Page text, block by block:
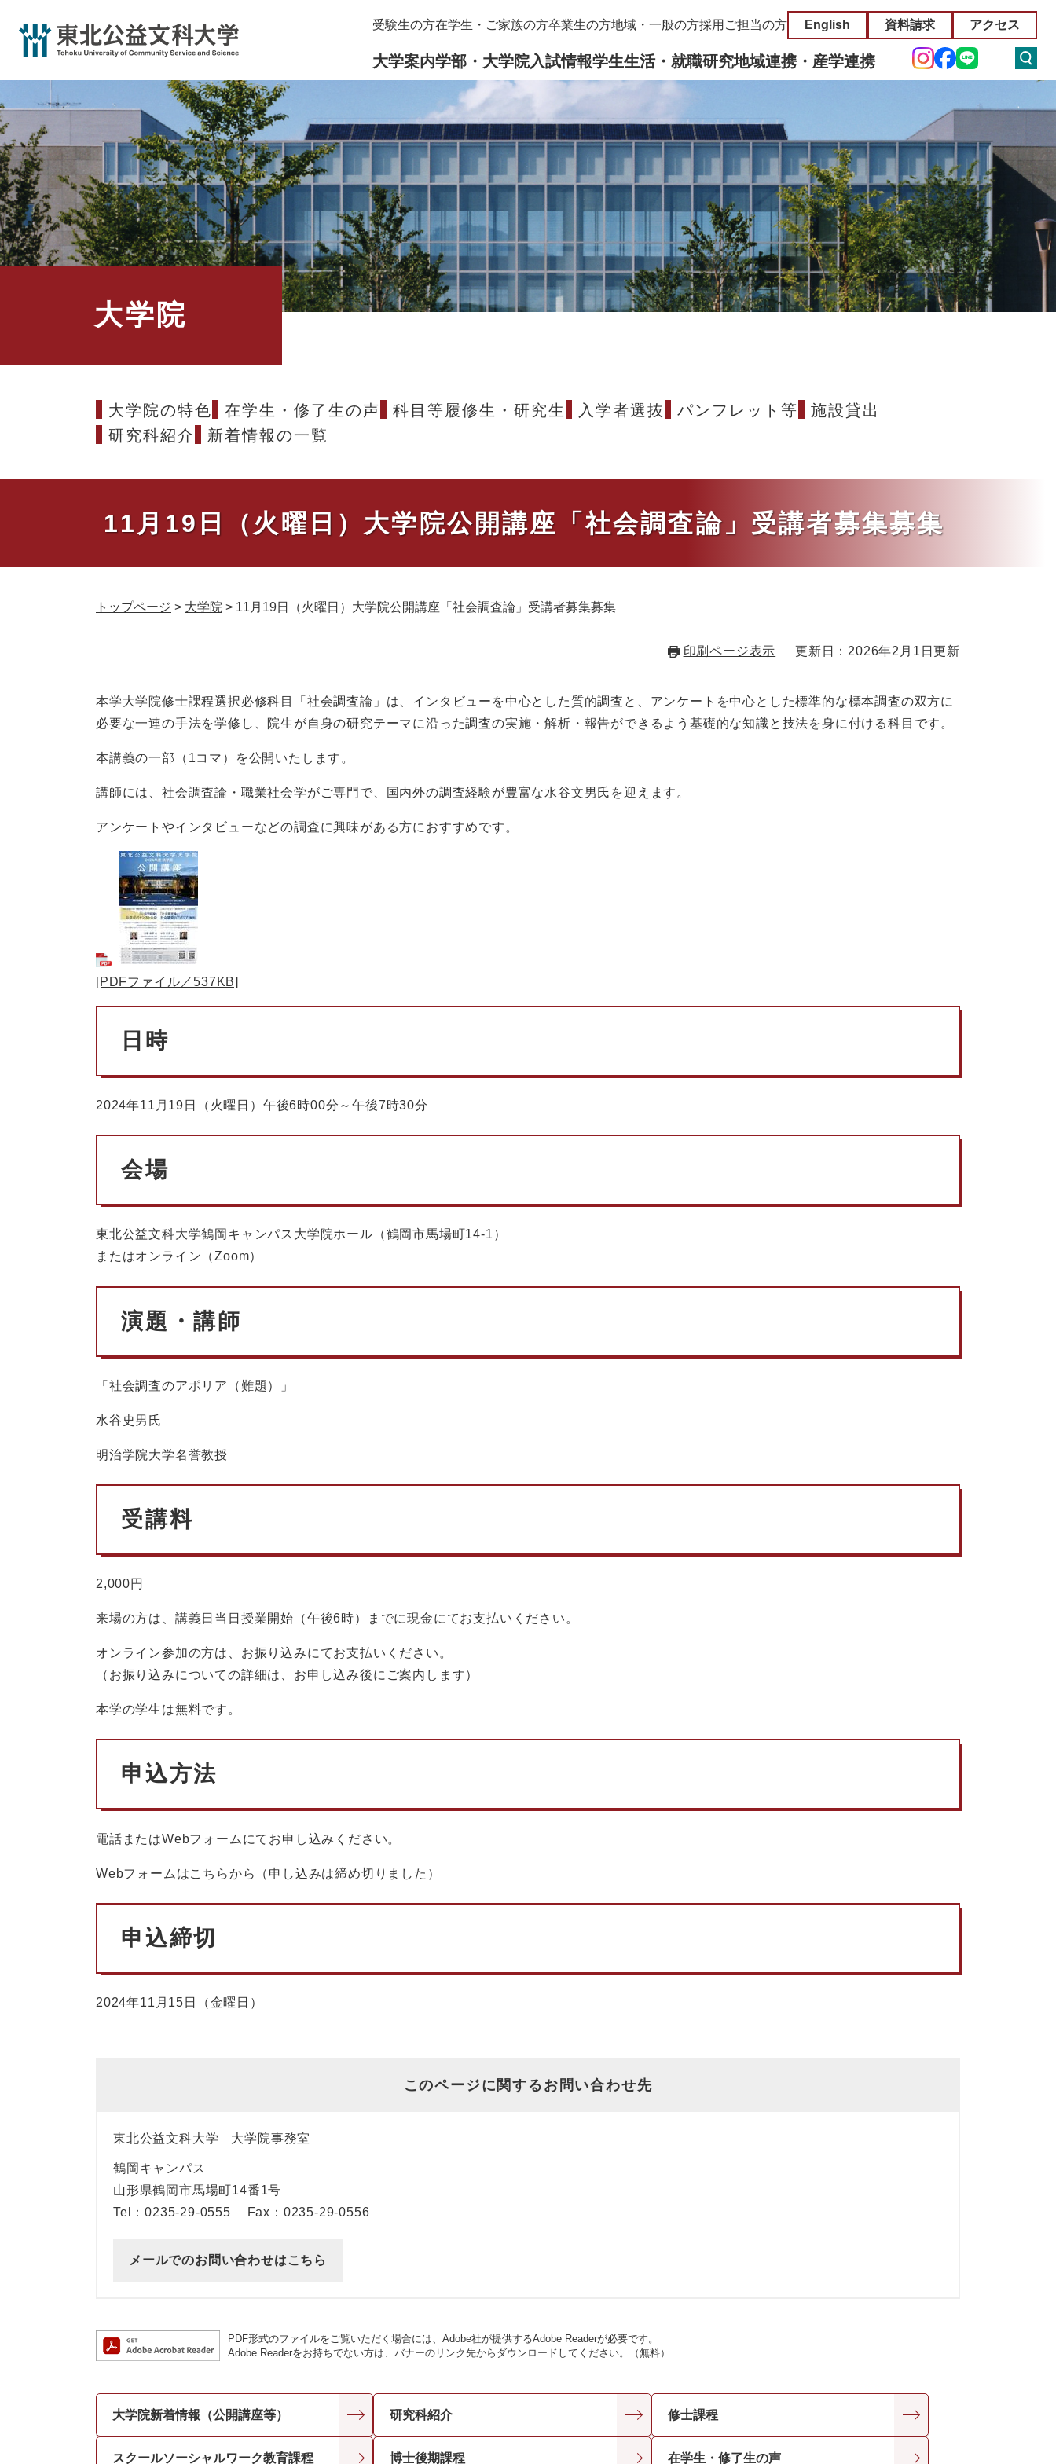
先
頭
で
す
。
本
受験生の方在学生・ご家族の方卒業生の方地域・一般の方採用ご担当の方 English 資料請求 アクセス
大学案内学部・大学院入試情報学生生活・就職研究地域連携・産学連携
大学院
大学院の特色 在学生・修了生の声 科目等履修生・研究生 入学者選抜 パンフレット等
施設貸出
研究科紹介
新着情報の一覧
11月19日（火曜日）大学院公開講座「社会調査論」受講者募集募集
トップページ > 大学院 > 11月19日（火曜日）大学院公開講座「社会調査論」受講者募集募集
印刷ページ表示 更新日：2026年2月1日更新
本学大学院修士課程選択必修科目「社会調査論」は、インタビューを中心とした質的調査と、アンケートを中心とした標準的な標本調査の双方に
必要な一連の手法を学修し、院生が自身の研究テーマに沿った調査の実施・解析・報告ができるよう基礎的な知識と技法を身に付ける科目です。
本講義の一部（1コマ）を公開いたします。
講師には、社会調査論・職業社会学がご専門で、国内外の調査経験が豊富な水谷文男氏を迎えます。
アンケートやインタビューなどの調査に興味がある方におすすめです。
[PDFファイル／537KB]
日時
2024年11月19日（火曜日）午後6時00分～午後7時30分
会場
東北公益文科大学鶴岡キャンパス大学院ホール（鶴岡市馬場町14-1）
またはオンライン（Zoom）
演題・講師
「社会調査のアポリア（難題）」
水谷史男氏
明治学院大学名誉教授
受講料
2,000円
来場の方は、講義日当日授業開始（午後6時）までに現金にてお支払いください。
オンライン参加の方は、お振り込みにてお支払いください。
（お振り込みについての詳細は、お申し込み後にご案内します）
本学の学生は無料です。
申込方法
電話またはWebフォームにてお申し込みください。
Webフォームはこちらから（申し込みは締め切りました）
申込締切
2024年11月15日（金曜日）
このページに関するお問い合わせ先
東北公益文科大学 大学院事務室
鶴岡キャンパス
山形県鶴岡市馬場町14番1号
Tel：0235-29-0555
Fax：0235-29-0556
メールでのお問い合わせはこちら
PDF形式のファイルをご覧いただく場合には、Adobe社が提供するAdobe Readerが必要です。
Adobe Readerをお持ちでない方は、バナーのリンク先からダウンロードしてください。（無料）
大学院新着情報（公開講座等） 研究科紹介 修士課程
スクールソーシャルワーク教育課程 博士後期課程 在学生・修了生の声